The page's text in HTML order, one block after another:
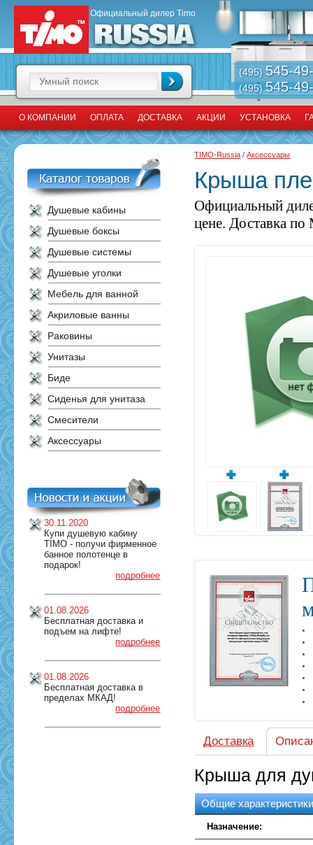
Официальный дилер Timo
(495) 545-
(495)545-
О КОМПАНИИ ОПЛАТА ДОСТАВКА АКЦИИ УСТАНОВКА
Душевые кабины
Душевые боксы
Душевые системы
Душевые уголки
Мебель для ванной
Акриловые ванны
Раковины
Унитазы
Биде
Сиденья для унитаза
Смесители
Аксессуары
30.11.2020
Купи душевую кабину
TIMO - получи фирменное
банное полотенце в
подарок!
подробнее
01.08.2026
Бесплатная доставка и
подъем на лифте!
подробнее
01.08.2026
Бесплатная доставка в
пределах МКАД!
подробнее
TIMO-Russia /Аксессуары
Крыша
Официальный
цене. Доставка
Доставка
Крыша для
Общие
Назначение: